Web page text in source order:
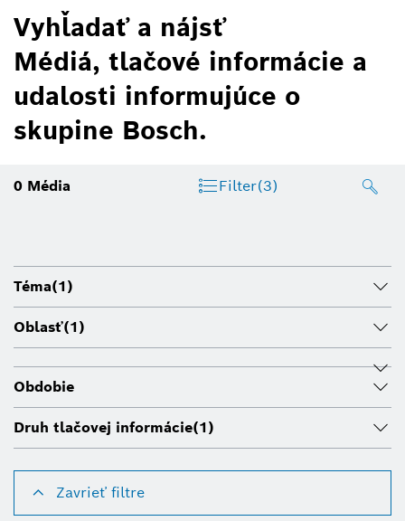
Vyhľadať a nájsť
Médiá, tlačové informácie a
udalosti informujúce o
skupine Bosch.
0 Média Filter(3)
Téma(1)
Oblasť(1)
Obdobie
Druh tlačovej informácie(1)
Zavrieť filtre